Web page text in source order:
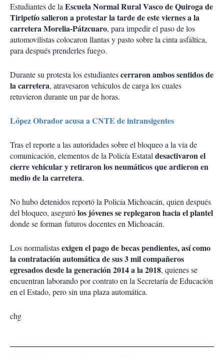
Estudiantes de laEscuela Normal Rural Vasco de Quiroga de
Tiripetío salieron a protestar la tarde de este viernes a la
carretera Morelia-Pátzcuaro, para impedir el paso de los
automovilistas colocaron llantas y pasto sobre la cinta asfáltica,
para después prenderles fuego.
Durante su protesta los estudiantescerraron ambos sentidos de
la carretera, atravesaron vehículos de carga los cuales
retuvieron durante un par de horas.
López Obrador acusa a CNTE de intransigentes
Tras el reporte a las autoridades sobre el bloqueo a la vía de
comunicación, elementos de la Policía Estataldesactivaron el
cierre vehicular y retiraron los neumáticos que ardieron en
medio de la carretera.
No hubo detenidos reportó la Policía Michoacán, quien después
del bloqueo, asegurólos jóvenes se replegaron hacia el plantel
donde se forman futuros docentes en Michoacán.
Los normalistasexigen el pago de becas pendientes, así como
la contratación automática de sus 3 mil compañeros
egresados desde la generación 2014 a la 2018, quienes se
encuentran laborando por contrato en la Secretaría de Educación
en el Estado, pero sin una plaza automática.
chg